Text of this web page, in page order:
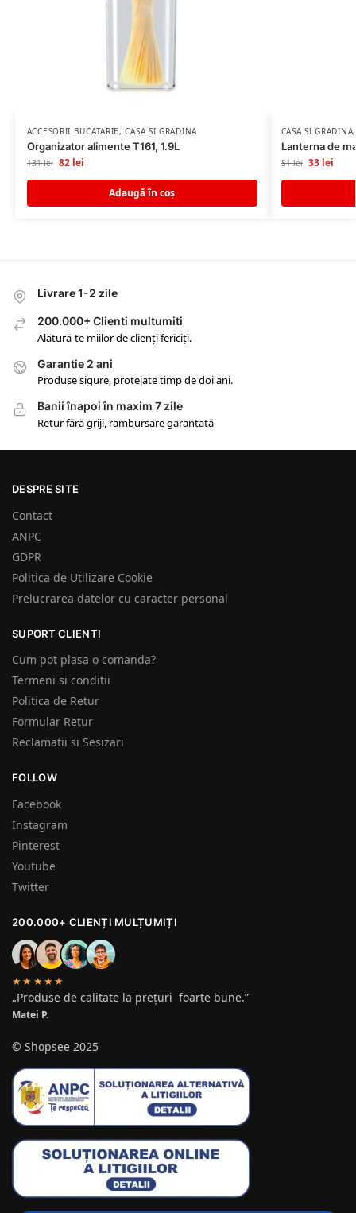
ACCESORII BUCATARIE,CASA SI GRADINA
Organizator alimente T161, 1.9L
131lei 82 lei
Adaugă în coș
CASA SI GRADINA
Lanterna de
51lei 33 lei
Livrare 1-2 zile
200.000+ Clienti multumiti
Alătură-te miilor de clienți fericiți.
Garantie 2 ani
Produse sigure, protejate timp de doi ani.
Banii înapoi în maxim 7 zile
Retur fără griji, rambursare garantată
DESPRE SITE
Contact
ANPC
GDPR
Politica de Utilizare Cookie
Prelucrarea datelor cu caracter personal
SUPORT CLIENTI
Cum pot plasa o comanda?
Termeni si conditii
Politica de Retur
Formular Retur
Reclamatii si Sesizari
FOLLOW
Facebook
Instagram
Pinterest
Youtube
Twitter
200.000+ CLIENȚI MULȚUMIȚI
★★★★★
„Produse de calitate la prețuri foarte bune.”
Matei P.
© Shopsee 2025